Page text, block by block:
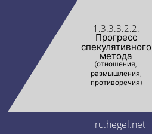
1.3.3.3.2.2.
Прогресс
спекулятивного
метода
(отношения,
размышления,
противоречия)
ru.hegel.net